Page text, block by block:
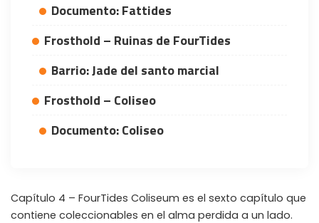
Limited-time game codes
Global contests to win full Steam games & gift cards
Zero Ads • Zero Spam
Exclusive guides & secrets never published anywhere else
Documento: Fattides
Frosthold – Ruinas de FourTides
Barrio: Jade del santo marcial
Frosthold – Coliseo
Documento: Coliseo
Capítulo 4 – FourTides Coliseum es el sexto capítulo que
contiene coleccionables en el alma perdida a un lado.